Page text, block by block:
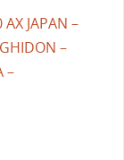
JAPAN –
–
–